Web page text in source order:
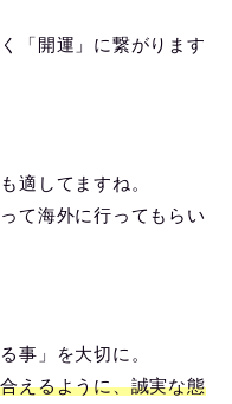
「開運」に繋がります
適してますね。
て海外に行ってもらい
事」を大切に。
えるように、誠実な態